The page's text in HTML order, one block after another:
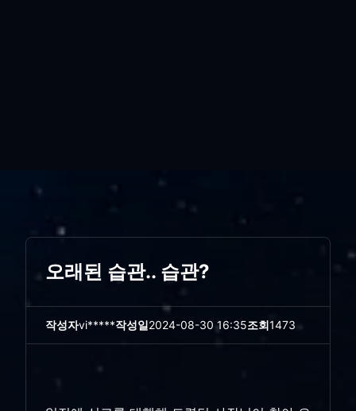
오래된 습관.. 습관?
작성자vi*****작성일2024-08-30 16:35조회1473